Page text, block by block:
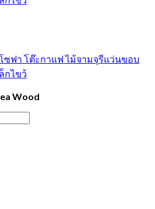
โซฟา โต๊ะกาแฟ ไม้จามจุรีแว่นขอบ
กไขว้
Wood